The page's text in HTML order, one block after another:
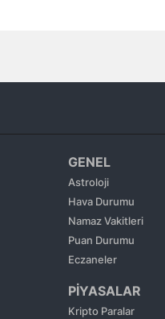
Giresun
Gümüşhane
Hakkari
Isparta
GENEL
Astroloji
Hava Durumu
Namaz Vakitleri
Puan Durumu
Eczaneler
PİYASALAR
Kripto Paralar